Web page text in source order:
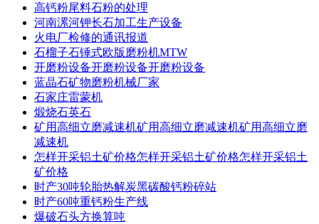
高钙粉尾料石粉的处理
河南漯河钾长石加工生产设备
火电厂检修的通讯报道
石榴子石锤式欧版磨粉机MTW
开磨粉设备开磨粉设备开磨粉设备
蓝晶石矿物磨粉机械厂家
石家庄雷蒙机
煅烧石英石
矿用高细立磨减速机矿用高细立磨减速机矿用高细立磨
减速机
怎样开采铝土矿价格怎样开采铝土矿价格怎样开采铝土
矿价格
时产30吨轮胎热解炭黑碳酸钙粉碎站
时产60吨重钙粉生产线
爆破石头方换算吨